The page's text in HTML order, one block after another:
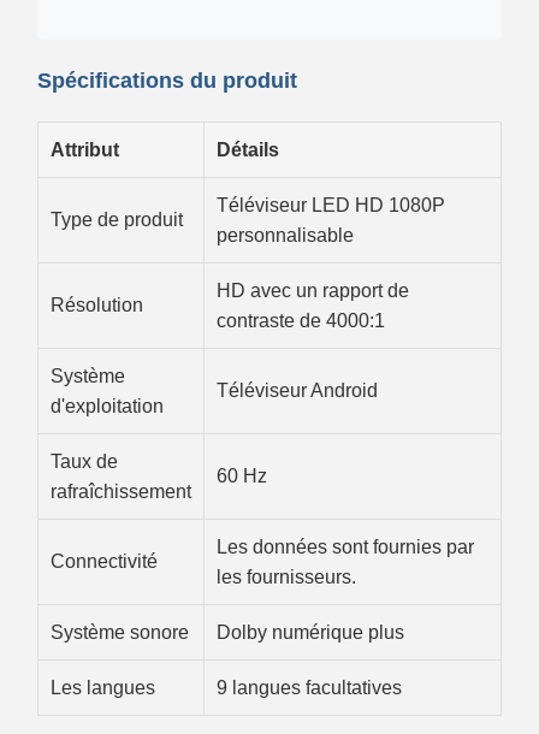
Spécifications du produit
Attribut Détails
Type de produit
Téléviseur LED HD 1080P
personnalisable
Résolution
HD avec un rapport de
contraste de 4000:1
Système
d'exploitation
Téléviseur Android
Taux de
rafraîchissement
60 Hz
Connectivité
Les données sont fournies par
les fournisseurs.
Système sonore Dolby numérique plus
Les langues 9 langues facultatives